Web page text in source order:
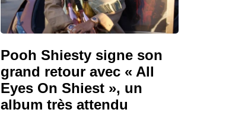
Pooh Shiesty signe son
grand retour avec « All
Eyes On Shiest », un
album très attendu